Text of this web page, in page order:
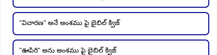
"విచారణ" అనే అంశము పై బైబిల్ క్విజ్
"ఊపిరి" అను అంశము పై బైబిల్ క్విజ్